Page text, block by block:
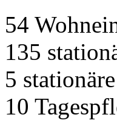
54
135
5
10